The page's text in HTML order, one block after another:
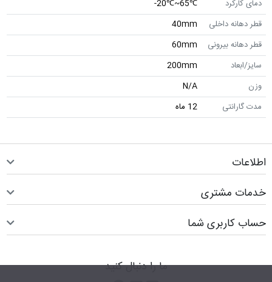
دمای کارکرد
℃65~℃20-
قطر دهانه داخلی
40mm
قطر دهانه بیرونی
60mm
سایز/ابعاد
200mm
وزن
N/A
مدت گارانتی
12 ماه
اطلاعات
خدمات مشتری
حساب کاربری شما
ما را دنبال کنید